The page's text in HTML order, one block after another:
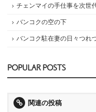
チェンマイの手仕事を次世
バンコクの空の下
バンコク駐在妻の日々つれ
POPULAR POSTS
関連の投稿